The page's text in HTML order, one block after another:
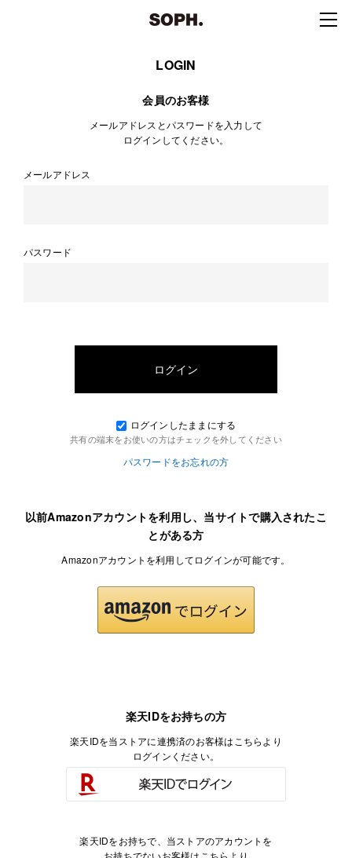
LOGIN
会員のお客様
メールアドレスとパスワードを入力して
ログインしてください。
メールアドレス
パスワード
ログインしたままにする
共有の端末をお使いの方はチェックを外してください
パスワードをお忘れの方
以前Amazonアカウントを利用し、当サイトで購入されたこ
とがある方
Amazonアカウントを利用してログインが可能です。
楽天IDをお持ちの方
楽天IDを当ストアに連携済のお客様はこちらより
ログインください。
楽天IDをお持ちで、当ストアのアカウントを
お持ちでないお客様はこちらより